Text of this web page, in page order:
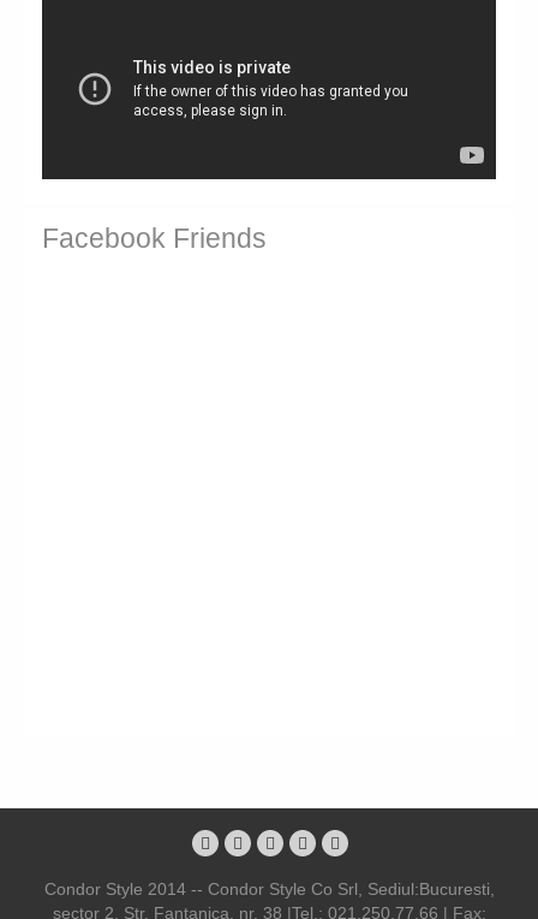
Facebook Friends
Condor Style 2014 -- Condor Style Co Srl, Sediul:Bucuresti,
sector 2, Str. Fantanica, nr. 38 |Tel.: 021.250.77.66 | Fax: